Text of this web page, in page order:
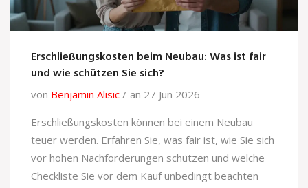
Erschließungskosten beim Neubau: Was ist fair
und wie schützen Sie sich?
von Benjamin Alisic
an 27 Jun 2026
Erschließungskosten können bei einem Neubau
teuer werden. Erfahren Sie, was fair ist, wie Sie sich
vor hohen Nachforderungen schützen und welche
Checkliste Sie vor dem Kauf unbedingt beachten